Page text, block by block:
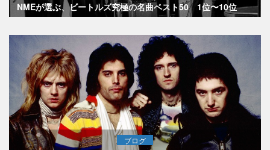
NMEが選ぶ、ビートルズ究極の名曲ベスト50 1位〜10位
ブログ